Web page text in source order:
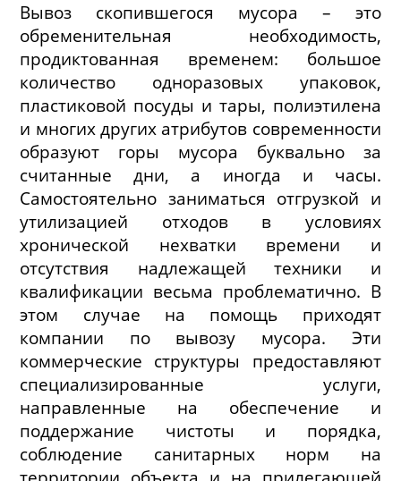
Вывоз скопившегося мусора – это
обременительная необходимость,
продиктованная временем: большое
количество одноразовых упаковок,
пластиковой посуды и тары, полиэтилена
и многих других атрибутов современности
образуют горы мусора буквально за
считанные дни, а иногда и часы.
Самостоятельно заниматься отгрузкой и
утилизацией отходов в условиях
хронической нехватки времени и
отсутствия надлежащей техники и
квалификации весьма проблематично. В
этом случае на помощь приходят
компании по вывозу мусора. Эти
коммерческие структуры предоставляют
специализированные услуги,
направленные на обеспечение и
поддержание чистоты и порядка,
соблюдение санитарных норм на